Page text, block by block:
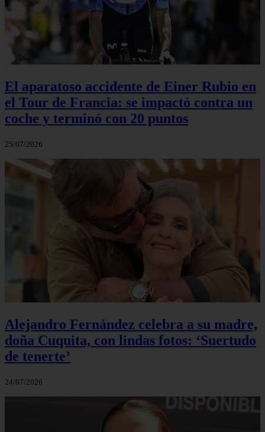
El aparatoso accidente de Einer Rubio en
el Tour de Francia: se impactó contra un
coche y terminó con 20 puntos
25/07/2026
Alejandro Fernández celebra a su madre,
doña Cuquita, con lindas fotos: ‘Suertudo
de tenerte’
24/07/2026